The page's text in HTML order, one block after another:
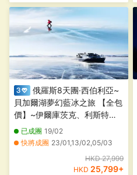
俄羅斯8天團·西伯利亞~
貝加爾湖夢幻藍冰之旅 【全包
價】~伊爾庫茨克、利斯特維
揚卡、奧利洪島(觀賞氣泡冰、
冰裂)、哈蘭茨冰洞群、哈伯伊
薩滿儀式表演、「貝加爾之
已成團 19/02
快將成團 23/01,13/02,05/03
HKD 27,999
HKD 25,799+